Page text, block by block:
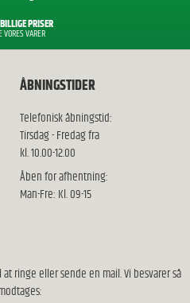
PRISER
VORES VARER
ÅBNINGSTIDER
Telefonisk åbningstid:
Tirsdag - Fredag fra
kl. 10.00-12.00
Åben for afhentning:
Man-Fre: Kl. 09-15
ringe eller sende en mail. Vi besvarer så